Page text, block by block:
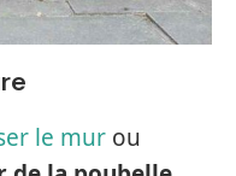
le mur ou